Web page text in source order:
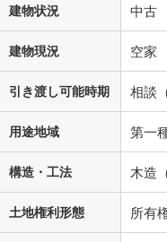
建物状況 中古
建物現況 空家
引き渡し可能時期 相談
用途地域 第一
構造・工法 木造
土地権利形態 所有